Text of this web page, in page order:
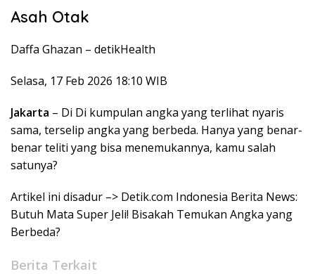
Asah Otak
Daffa Ghazan – detikHealth
Selasa, 17 Feb 2026 18:10 WIB
Jakarta – Di Di kumpulan angka yang terlihat nyaris
sama, terselip angka yang berbeda. Hanya yang benar-
benar teliti yang bisa menemukannya, kamu salah
satunya?
Artikel ini disadur –> Detik.com Indonesia Berita News:
Butuh Mata Super Jeli! Bisakah Temukan Angka yang
Berbeda?
Berita Terkait